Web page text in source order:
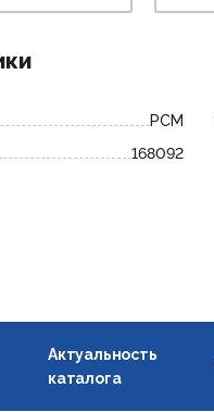
РСМ
168092
Актуальность
каталога